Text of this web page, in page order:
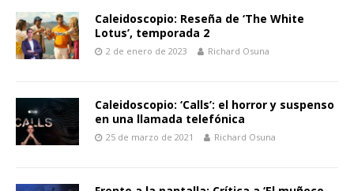
Caleidoscopio: Reseña de ‘The White
Lotus’, temporada 2
2 de enero de 2023 Richard Osuna
Caleidoscopio: ‘Calls’: el horror y suspenso
en una llamada telefónica
25 de marzo de 2021 Richard Osuna